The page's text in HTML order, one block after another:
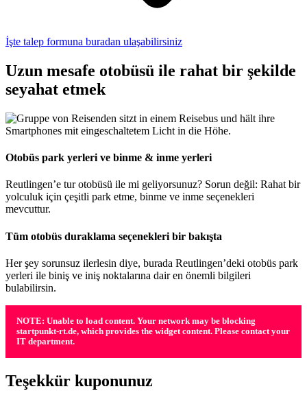
İşte talep formuna buradan ulaşabilirsiniz
Uzun mesafe otobüsü ile rahat bir şekilde
seyahat etmek
Otobüs park yerleri ve binme & inme yerleri
Reutlingen’e tur otobüsü ile mi geliyorsunuz? Sorun değil: Rahat bir
yolculuk için çeşitli park etme, binme ve inme seçenekleri
mevcuttur.
Tüm otobüs duraklama seçenekleri bir bakışta
Her şey sorunsuz ilerlesin diye, burada Reutlingen’deki otobüs park
yerleri ile biniş ve iniş noktalarına dair en önemli bilgileri
bulabilirsin.
NOTE: Unable to load content. Your network may be blocking
startpunkt-rt.de, which provides the widget content. Please contact your
IT department.
Teşekkür kuponunuz